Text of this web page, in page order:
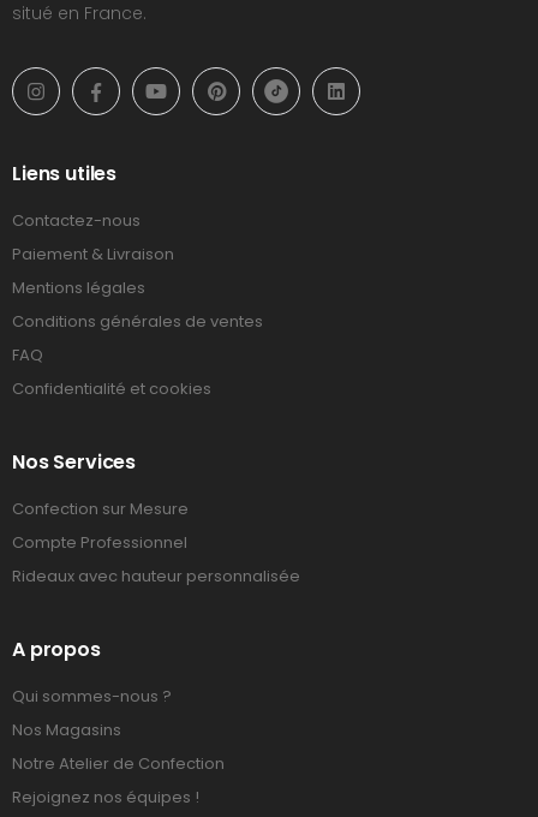
situé en France.
Liens utiles
Contactez-nous
Paiement & Livraison
Mentions légales
Conditions générales de ventes
FAQ
Confidentialité et cookies
Nos Services
Confection sur Mesure
Compte Professionnel
Rideaux avec hauteur personnalisée
A propos
Qui sommes-nous ?
Nos Magasins
Notre Atelier de Confection
Rejoignez nos équipes !